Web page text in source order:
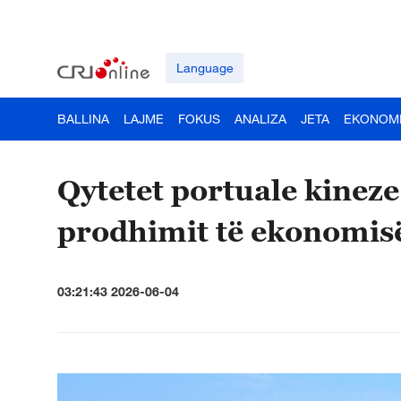
Language
BALLINA LAJME FOKUS ANALIZA JETA
Qytetet portuale
prodhimit të
03:21:43 2026-06-04